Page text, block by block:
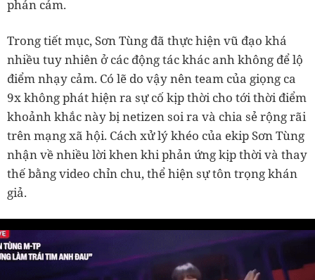
phản cảm.
Trong tiết mục, Sơn Tùng đã thực hiện vũ đạo khá
nhiều tuy nhiên ở các động tác khác anh không để lộ
điểm nhạy cảm. Có lẽ do vậy nên team của giọng ca
9x không phát hiện ra sự cố kịp thời cho tới thời điểm
khoảnh khắc này bị netizen soi ra và chia sẻ rộng rãi
trên mạng xã hội. Cách xử lý khéo của ekip Sơn Tùng
nhận về nhiều lời khen khi phản ứng kịp thời và thay
thế bằng video chỉn chu, thể hiện sự tôn trọng khán
giả.